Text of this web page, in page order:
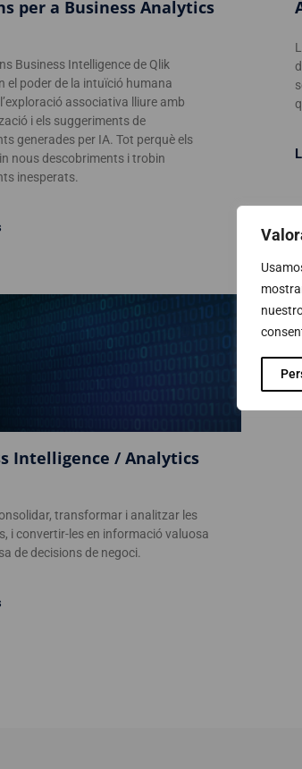
per a Business Analytics
Business Intelligence de Qlik
el poder de la intuïció humana
associativa lliure amb
i els suggeriments de
generades per IA. Tot perquè els
nous descobriments i trobin
inesperats.
Intelligence / Analytics
transformar i analitzar les
i convertir-les en informació valuosa
de decisions de negoci.